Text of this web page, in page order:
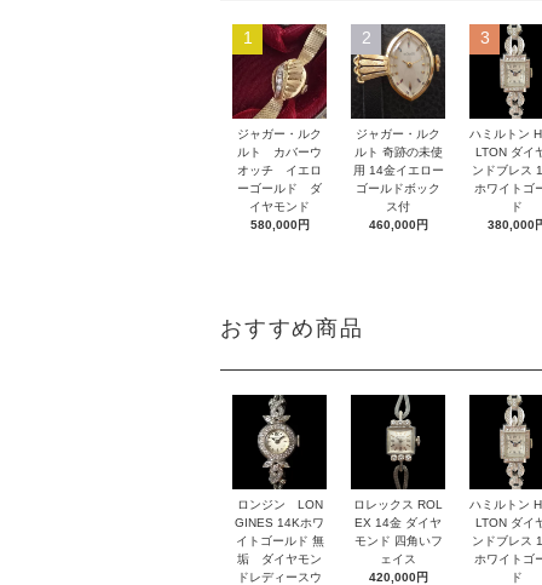
1
ジャガー・ルク
ルト カバーウ
オッチ イエロ
ーゴールド ダ
イヤモンド
580,000円
2
ジャガー・ルク
ルト 奇跡の未使
用 14金イエロー
ゴールドボック
ス付
460,000円
3
ハミルトン
LTON ダイ
ンドブレス
ホワイトゴ
ド
380,000
おすすめ商品
ロンジン LON
GINES 14Kホワ
イトゴールド 無
垢 ダイヤモン
ドレディースウ
ロレックス ROL
EX 14金 ダイヤ
モンド 四角いフ
ェイス
420,000円
ハミルトン
LTON ダイ
ンドブレス
ホワイトゴ
ド